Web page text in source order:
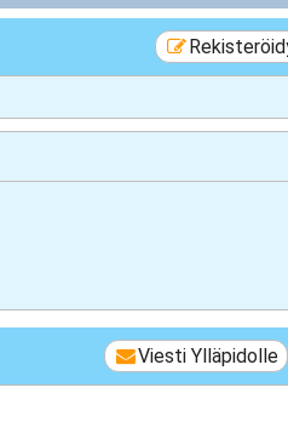
Viesti Ylläpidolle